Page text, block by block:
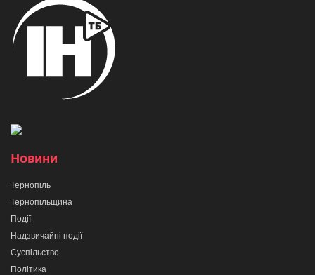
Новини
Тернопіль
Тернопільщина
Події
Надзвичайні події
Суспільство
Політика